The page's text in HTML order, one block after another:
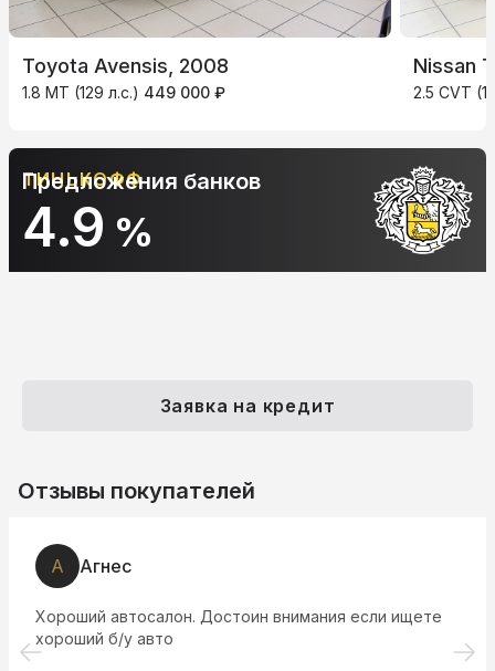
Toyota Avensis, 2008
1.8 MT (129 л.с.) 449 000 ₽
Nissan
2.5 CVT
АЛЬФА-БАНК
10.9
Предложения банков
Заявка на кредит
Отзывы покупателей
А Агнес
Хороший автосалон. Достоин внимания если ищете
хороший б/у авто